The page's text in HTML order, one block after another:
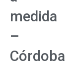
medida
–
Córdoba